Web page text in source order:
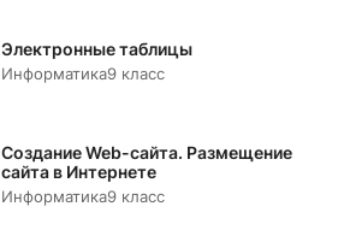
Электронные таблицы
Информатика9 класс
Создание Web-сайта. Размещение
сайта в Интернете
Информатика9 класс